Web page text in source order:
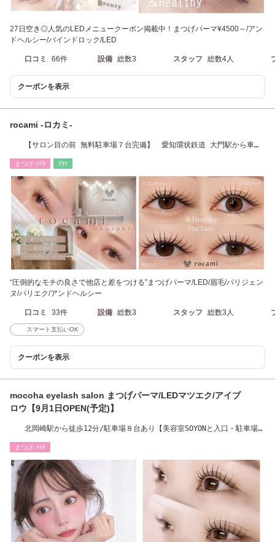
27日空き◎人気のLEDメニュークーポン掲載中！まつげパーマ¥4500～/アン
ドヘルシー/バインドロック/LED
口コミ 66件 設備 総数3 スタッフ 総数4人
クーポンを表示
rocami -ロカミ-
【サロン目の前 無料駐車場７台完備】 愛知環状鉄道 大門駅から車で
まつげ･ﾒｲｸ ﾘﾗｸ
“圧倒的なモチの良さで他店と差をつける”まつげパーマ/LED/眉毛/パリジェン
ヌ/パリエク/アンドヘルシー
口コミ 33件 設備 総数3 スタッフ 総数3人
スマート支払いOK
クーポンを表示
mocoha eyelash salon まつげパーマ/LEDマツエク/アイブ
ロウ【9月1日OPEN(予定)】
北岡崎駅から徒歩12分/駐車場８台あり【美容室SOYONと入口・駐車場共
まつげ･ﾒｲｸ